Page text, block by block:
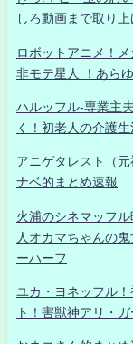
しろ動画まで取り
ロボットアニメ！
非モテ星人 ！あら
ハルッフル-専業主
く！初老人の介護
アニゲタレスト（
ナベ的まとめ速報
火浦のシネマッフ
人オカマちゃんの
ーハーフ
ユカ・ヨネッフル
ト！害獣神アリ・